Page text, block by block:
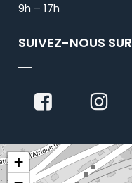
9h – 17h
SUIVEZ-NOUS SUR
+